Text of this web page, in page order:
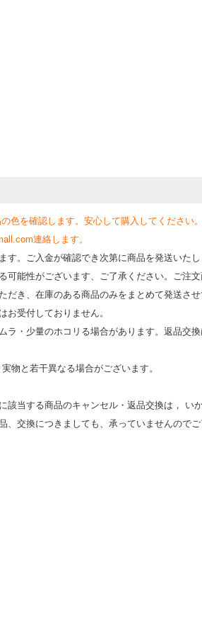
色を確認します。安心して購入してください
連絡します。
す。ご入金が確認でき次第に商品を発送いた
可能性がございます、ご了承ください。ご注
だき、在庫のある商品のみをまとめて発送さ
お受付しておりません。
ラ・少量のホコリる場合があります。返品交
物と若⼲異なる場合がございます。
該当する商品のキャンセル・返品交換は， い
、交換につきましても、承っていませんので